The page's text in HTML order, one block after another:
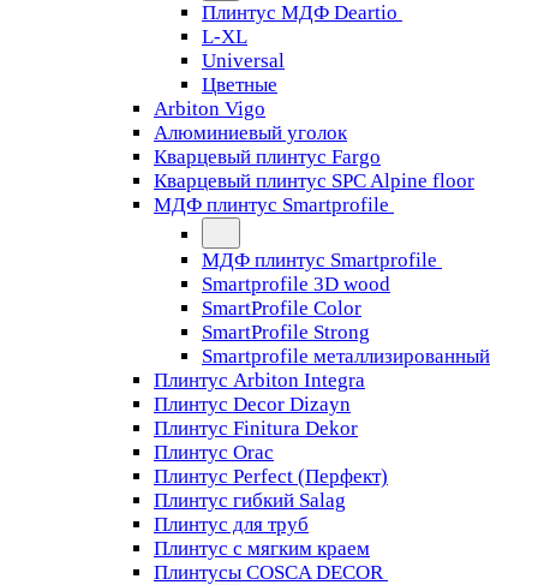
Плинтус МДФ Deartio
L-XL
Universal
Цветные
Arbiton Vigo
Алюминиевый уголок
Кварцевый плинтус Fargo
Кварцевый плинтус SPC Alpine floor
МДФ плинтус Smartprofile
МДФ плинтус Smartprofile
Smartprofile 3D wood
SmartProfile Color
SmartProfile Strong
Smartprofile металлизированный
Плинтус Arbiton Integra
Плинтус Decor Dizayn
Плинтус Finitura Dekor
Плинтус Orac
Плинтус Perfect (Перфект)
Плинтус гибкий Salag
Плинтус для труб
Плинтус с мягким краем
Плинтусы COSCA DECOR